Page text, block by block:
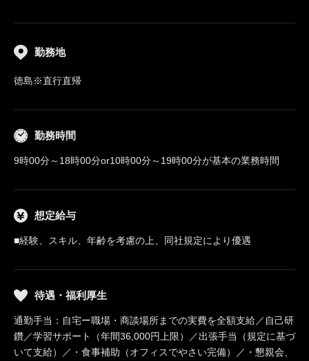
勤務地
徳島※直行直帰
勤務時間
9時00分～18時00分or10時00分～19時00分が基本の業務時間
想定給与
■経験、スキル、年齢を考慮の上、同社規定により優遇
待遇・福利厚生
通勤手当：自宅ー職場・商談場所までの実費を全額支給／自己研
鑽／学習サポート（年間36,000円上限）／出張手当（規定に基づ
いて支給）／・食事補助（オフィスでやさい完備）／・懇親会、